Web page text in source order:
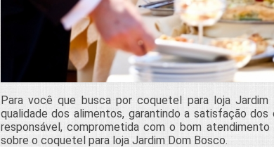
Para você que busca por coquetel para loja
qualidade dos alimentos, garantindo a satisfação
responsável, comprometida com o bom
sobre o coquetel para loja Jardim Dom Bosco.